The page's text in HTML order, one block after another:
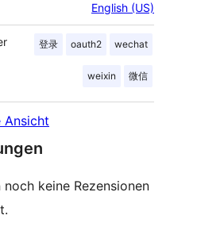
English (US)
登录 oauth2 wechat
weixin 微信
Ansicht
noch keine Rezensionen